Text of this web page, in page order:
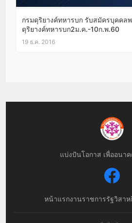
กรมดุริยางค์ทหารบก รับสมัครบุคคล
ดุริยางค์ทหารบก2ม.ค.-10ก.พ.60
19 ธ.ค. 2016
แบ่งปันโอกาส เพื่ออนา
หน้าแรกงานราชการรัฐวิสาห